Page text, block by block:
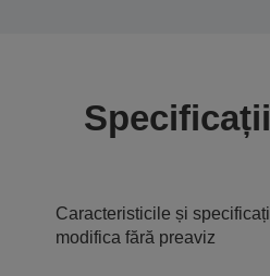
Caracteristicile și
modifica fără preaviz